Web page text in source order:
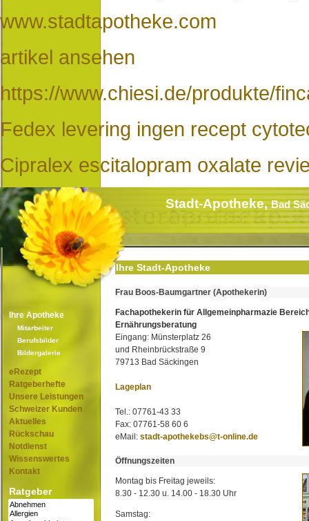
www.stadtapotheke.com
artikel ansehen
https://www.chiesi.de/produkte/
Fedex levering ingen recept
Cipralex escitalopram oxalate
Stadt-Apotheke,Bad
Ihre Apotheke
Mitarbeiter
Berufsbilder
Bildergalerie
eRezept
Ratgeberhefte
Unsere Leistungen
Schweizer Kunden
Aktuelles
Rückschau
Notdienst
Wissenswertes
Kontakt
Ratgeber
Ihre Stadt-Apotheke
Frau Boos-Baumgartner (Apothekerin)
Fachapothekerin für Allgemeinpharmazie
Ernährungsberatung
Eingang: Münsterplatz 26
und Rheinbrückstraße 9
79713 Bad Säckingen
Lageplan
Tel.: 07761-43 33
Fax: 07761-58 60 6
eMail: stadt-apothekebs@t-online.de
Öffnungszeiten
Montag bis Freitag jeweils:
8.30 - 12.30 u. 14.00 - 18.30 Uhr
Samstag: